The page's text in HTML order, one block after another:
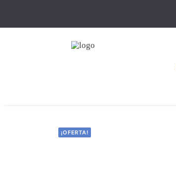
¡OFERTA!